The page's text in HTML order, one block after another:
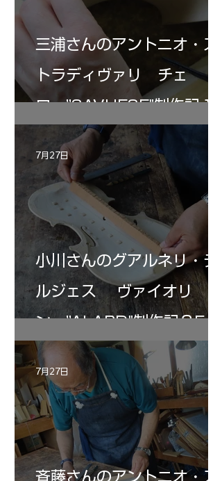
三浦さんのアントニオ・ス
トラディヴァリ チェ
ロ ”SAVUESE"制作記１2
小川さんのグアルネリ・デ
ルジェス ヴァイオリ
ン ”ALARD"制作記３5
7月27日
斉藤さんのアントニオ・ス
7月27日